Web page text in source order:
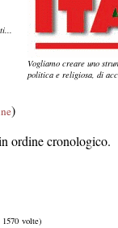
Vogliamo creare uno
politica e religiosa, di
)
ordine cronologico.
volte)